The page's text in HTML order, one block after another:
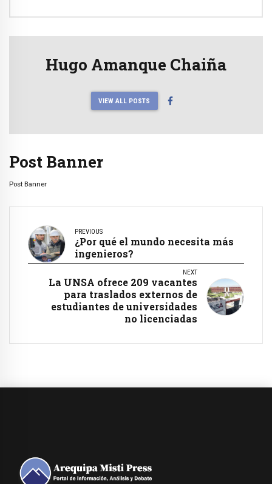
Hugo Amanque Chaiña
VIEW ALL POSTS
Post Banner
Post Banner
PREVIOUS
¿Por qué el mundo necesita más
ingenieros?
NEXT
La UNSA ofrece 209 vacantes
para traslados externos de
estudiantes de universidades
no licenciadas